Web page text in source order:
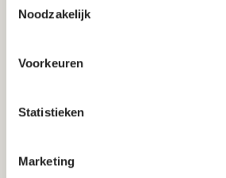
Noodzakelijk
Voorkeuren
Statistieken
Marketing
blank
Voornaam
Achternaam